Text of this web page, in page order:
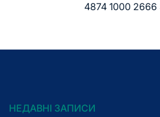
4874 1000 2666
НЕДАВНІ ЗАПИСИ